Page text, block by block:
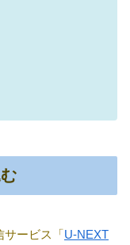
サービス「U-NEXT